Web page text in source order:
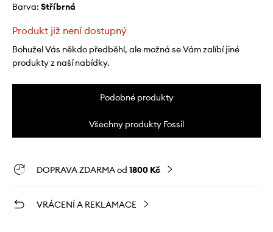
Barva: stříbrná
Produkt již není dostupný
Bohužel Vás někdo předběhl, ale možná se Vám zalíbí jiné
produkty z naší nabídky.
Podobné produkty
Všechny produkty Fossil
DOPRAVA ZDARMA od 1800 Kč
VRÁCENÍ A REKLAMACE